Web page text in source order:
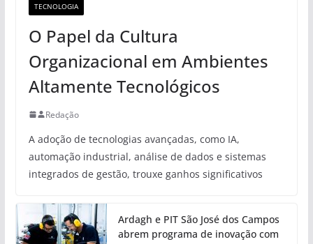
TECNOLOGIA
O Papel da Cultura
Organizacional em Ambientes
Altamente Tecnológicos
Redação
A adoção de tecnologias avançadas, como IA,
automação industrial, análise de dados e sistemas
integrados de gestão, trouxe ganhos significativos
Ardagh e PIT São José dos Campos
abrem programa de inovação com